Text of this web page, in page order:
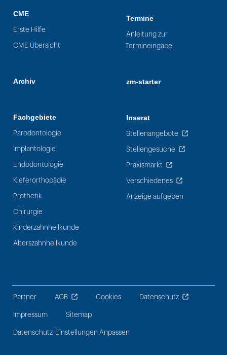
CME
Erste Hilfe
CME Übersicht
Archiv
Fachgebiete
Parodontologie
Implantologie
Endodontologie
Kieferorthopädie
Prothetik
Chirurgie
Kinderzahnheilkunde
Alterszahnheilkunde
Termine
Anleitung zur
Termineingabe
zm-starter
Inserat
Stellenangebote
Stellengesuche
Praxismarkt
Verschiedenes
Anzeige aufgeben
Partner AGB Cookies Datenschutz
Impressum Sitemap
Datenschutz-Einstellungen Anpassen